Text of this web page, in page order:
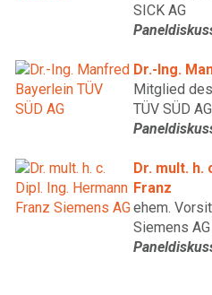
SICK AG
Dr.-Ing.
Mitglied
TÜV SÜD AG
Dr. mult. h.
Franz
ehem.
Siemens AG